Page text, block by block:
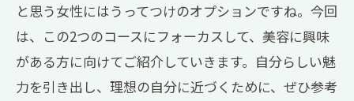
と思う女性にはうってつけのオプションですね。今回
は、この2つのコースにフォーカスして、美容に興味
がある方に向けてご紹介していきます。自分らしい魅
力を引き出し、理想の自分に近づくために、ぜひ参考